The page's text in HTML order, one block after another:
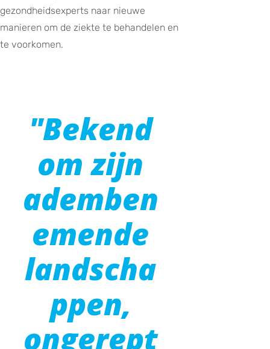
gezondheidsexperts naar nieuwe
manieren om de ziekte te behandelen en
te voorkomen.
"Bekend
om zijn
ademben
emende
landscha
ppen,
ongerept